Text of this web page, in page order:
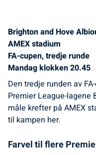
Brighton and Hove
AMEX stadium
FA-cupen, tredje runde
Mandag klokken 20.45
Den tredje runden av
Premier League-lagene
måle krefter på AMEX
til kampen her.
Farvel til flere